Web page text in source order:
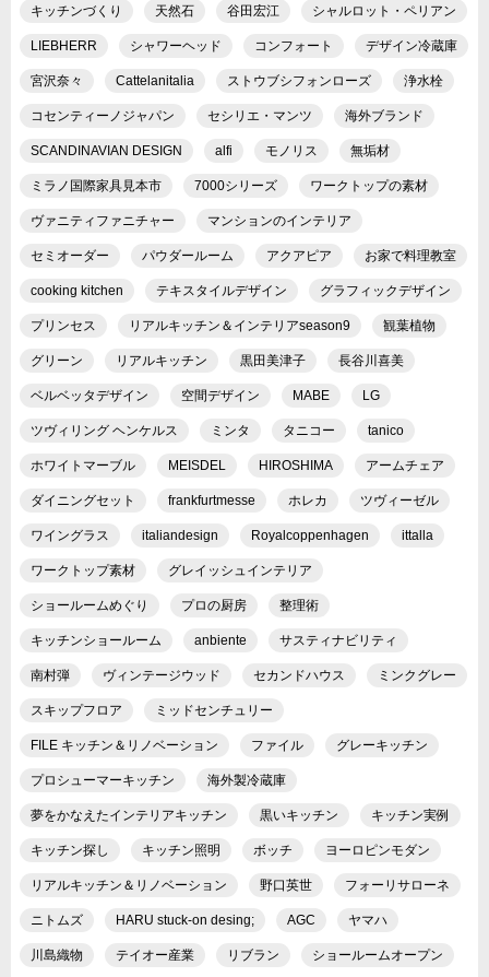
キッチンづくり 天然石 谷田宏江 シャルロット・ペリアン
LIEBHERR シャワーヘッド コンフォート デザイン冷蔵庫
宮沢奈々 Cattelanitalia ストウブシフォンローズ 浄水栓
コセンティーノジャパン セシリエ・マンツ 海外ブランド
SCANDINAVIAN DESIGN alfi モノリス 無垢材
ミラノ国際家具見本市 7000シリーズ ワークトップの素材
ヴァニティファニチャー マンションのインテリア
セミオーダー パウダールーム アクアピア お家で料理教室
cooking kitchen テキスタイルデザイン グラフィックデザイン
プリンセス リアルキッチン＆インテリアseason9 観葉植物
グリーン リアルキッチン 黒田美津子 長谷川喜美
ベルベッタデザイン 空間デザイン MABE LG
ツヴィリング ヘンケルス ミンタ タニコー tanico
ホワイトマーブル MEISDEL HIROSHIMA アームチェア
ダイニングセット frankfurtmesse ホレカ ツヴィーゼル
ワイングラス italiandesign Royalcoppenhagen ittalla
ワークトップ素材 グレイッシュインテリア
ショールームめぐり プロの厨房 整理術
キッチンショールーム anbiente サスティナビリティ
南村弾 ヴィンテージウッド セカンドハウス ミンクグレー
スキップフロア ミッドセンチュリー
FILE キッチン＆リノベーション ファイル グレーキッチン
プロシューマーキッチン 海外製冷蔵庫
夢をかなえたインテリアキッチン 黒いキッチン キッチン実例
キッチン探し キッチン照明 ボッチ ヨーロピンモダン
リアルキッチン＆リノベーション 野口英世 フォーリサローネ
ニトムズ HARU stuck-on desing; AGC ヤマハ
川島織物 テイオー産業 リブラン ショールームオープン